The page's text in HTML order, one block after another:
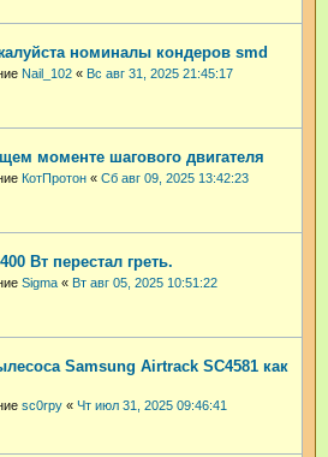
номиналы кондеров smd
Nail_102 « Вс авг 31, 2025 21:45:17
моменте шагового двигателя
КотПротон « Сб авг 09, 2025 13:42:23
Вт перестал греть.
Sigma « Вт авг 05, 2025 10:51:22
Samsung Airtrack SC4581 как
sc0rpy « Чт июл 31, 2025 09:46:41